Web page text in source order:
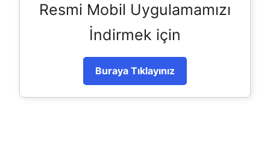
Resmi Mobil Uygulamamızı
İndirmek için
Buraya Tıklayınız